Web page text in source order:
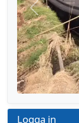
Logga in